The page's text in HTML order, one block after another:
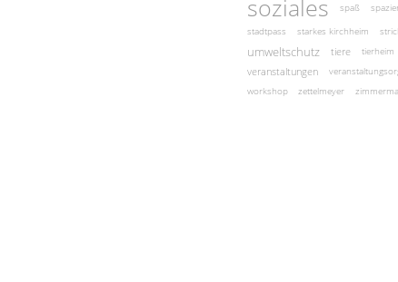
soziales spaß
stadtpass
starkes kirchheim
umweltschutz
tiere tierheim
veranstaltungen
workshop
zettelmeyer